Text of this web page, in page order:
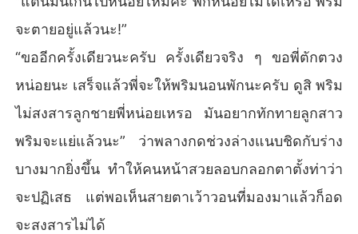
จะตายอยู่แล้วนะ!”
“ขออีกครั้งเดียวนะครับ ครั้งเดียวจริง ๆ ขอพี่ตักตวง
หน่อยนะ เสร็จแล้วพี่จะให้พริมนอนพักนะครับ ดูสิ พริม
ไม่สงสารลูกชายพี่หน่อยเหรอ มันอยากทักทายลูกสาว
พริมจะแย่แล้วนะ” ว่าพลางกดช่วงล่างแนบชิดกับร่าง
บางมากยิ่งขึ้น ทำให้คนหน้าสวยลอบกลอกตาตั้งท่าว่า
จะปฏิเสธ แต่พอเห็นสายตาเว้าวอนที่มองมาแล้วก็อด
จะสงสารไม่ได้